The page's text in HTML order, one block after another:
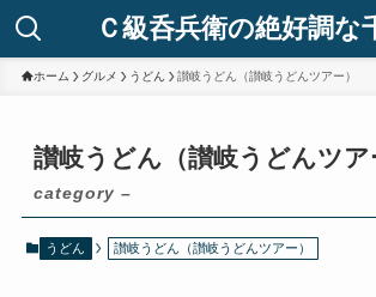
Ｃ級呑兵衛の絶好調な
ホーム グルメ うどん 讃岐うどん（讃岐うどんツアー）
讃岐うどん（讃岐うどんツア
category –
うどん 讃岐うどん（讃岐うどんツアー）